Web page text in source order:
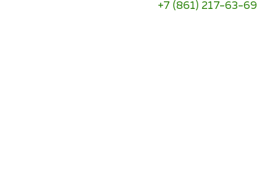
+7 (861) 217-63-69